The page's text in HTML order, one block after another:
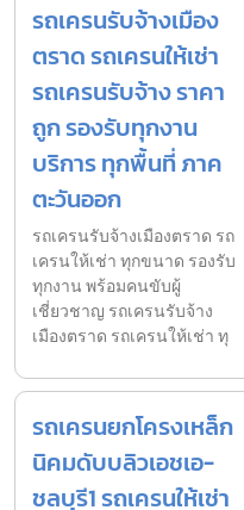
รถเครนรับจ้างเมือง
ตราด รถเครนให้เช่า
รถเครนรับจ้าง ราคา
ถูก รองรับทุกงาน
บริการ ทุกพื้นที่ ภาค
ตะวันออก
รถเครนรับจ้างเมืองตราด รถ
เครนให้เช่า ทุกขนาด รองรับ
ทุกงาน พร้อมคนขับผู้
เชี่ยวชาญ รถเครนรับจ้าง
เมืองตราด รถเครนให้เช่า ทุ
รถเครนยกโครงเหล็ก
นิคมดับบลิวเอชเอ-
ชลบุรี1 รถเครนให้เช่า